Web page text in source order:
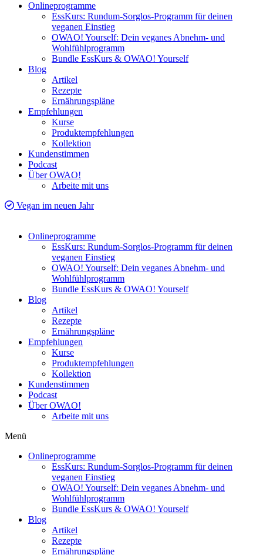
Onlineprogramme
EssKurs: Rundum-Sorglos-Programm für deinen
veganen Einstieg
OWAO! Yourself: Dein veganes Abnehm- und
Wohlfühlprogramm
Bundle EssKurs & OWAO! Yourself
Blog
Artikel
Rezepte
Ernährungspläne
Empfehlungen
Kurse
Produktempfehlungen
Kollektion
Kundenstimmen
Podcast
Über OWAO!
Arbeite mit uns
Vegan im neuen Jahr
Onlineprogramme
EssKurs: Rundum-Sorglos-Programm für deinen
veganen Einstieg
OWAO! Yourself: Dein veganes Abnehm- und
Wohlfühlprogramm
Bundle EssKurs & OWAO! Yourself
Blog
Artikel
Rezepte
Ernährungspläne
Empfehlungen
Kurse
Produktempfehlungen
Kollektion
Kundenstimmen
Podcast
Über OWAO!
Arbeite mit uns
Menü
Onlineprogramme
EssKurs: Rundum-Sorglos-Programm für deinen
veganen Einstieg
OWAO! Yourself: Dein veganes Abnehm- und
Wohlfühlprogramm
Bundle EssKurs & OWAO! Yourself
Blog
Artikel
Rezepte
Ernährungspläne